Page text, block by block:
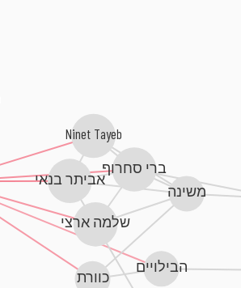
אביתר בנאי
ברי סחרוף
Ninet Tayeb
שלמה ארצי
כוורת
משינה
הבילויים